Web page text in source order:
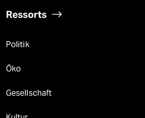
Ressorts
Politik
Öko
Gesellschaft